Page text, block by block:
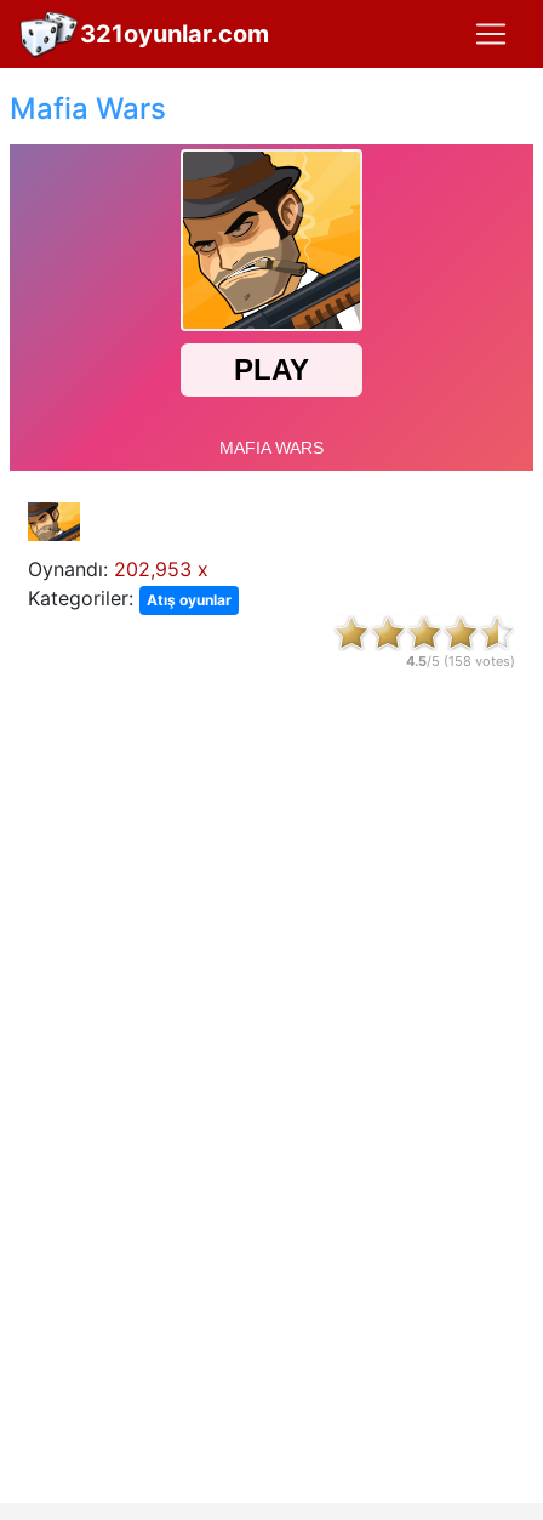
321oyunlar.com
Mafia Wars
Oynandı: 202,953 x
Kategoriler:
Atış oyunlar
4.5/5 (158 votes)